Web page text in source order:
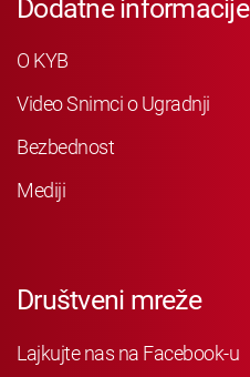
Dodatne informacije
O KYB
Video Snimci o Ugradnji
Bezbednost
Mediji
Društveni mreže
Lajkujte nas na Facebook-u